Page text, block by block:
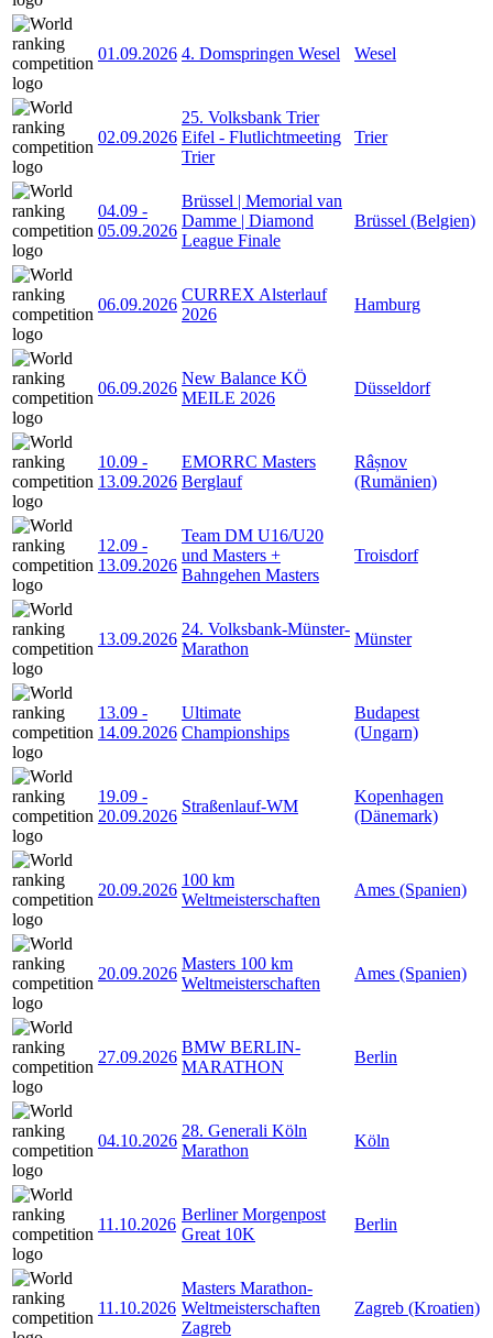
01.09.2026 4. Domspringen Wesel Wesel
02.09.2026
25. Volksbank Trier
Eifel - Flutlichtmeeting
Trier
Trier
04.09 -
05.09.2026
Brüssel | Memorial van
Damme | Diamond
League Finale
Brüssel (Belgien)
06.09.2026
CURREX Alsterlauf
2026
Hamburg
06.09.2026
New Balance KÖ
MEILE 2026
Düsseldorf
10.09 -
13.09.2026
EMORRC Masters
Berglauf
Râșnov
(Rumänien)
12.09 -
13.09.2026
Team DM U16/U20
und Masters +
Bahngehen Masters
Troisdorf
13.09.2026
24. Volksbank-Münster-
Marathon
Münster
13.09 -
14.09.2026
Ultimate
Championships
Budapest
(Ungarn)
19.09 -
20.09.2026
Straßenlauf-WM
Kopenhagen
(Dänemark)
20.09.2026
100 km
Weltmeisterschaften
Ames (Spanien)
20.09.2026
Masters 100 km
Weltmeisterschaften
Ames (Spanien)
27.09.2026
BMW BERLIN-
MARATHON
Berlin
04.10.2026
28. Generali Köln
Marathon
Köln
11.10.2026
Berliner Morgenpost
Great 10K
Berlin
11.10.2026
Masters Marathon-
Weltmeisterschaften
Zagreb
Zagreb (Kroatien)